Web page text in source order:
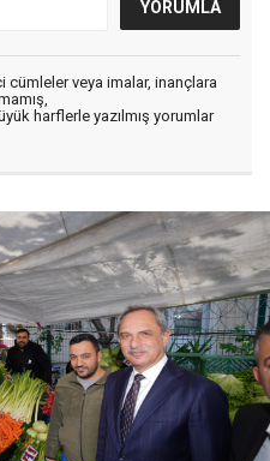
cümleler veya imalar, inançlara
harflerle yazılmış yorumlar